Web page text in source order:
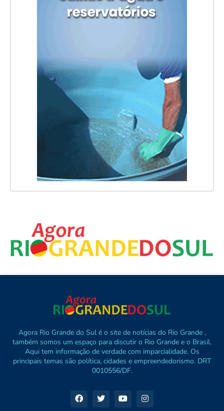
Agora Rio Grande do Sul é o site de notícias do Rio Grande ,
também somos um espaço para discutir o Rio Grande e o Brasil.
Aqui tem informação de verdade com imparcialidade. Os
principais temas são política, cidades e empreendedorismo. DRT
0010556/DF.